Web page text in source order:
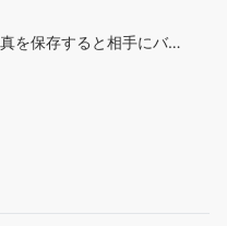
を保存すると相手にバ…